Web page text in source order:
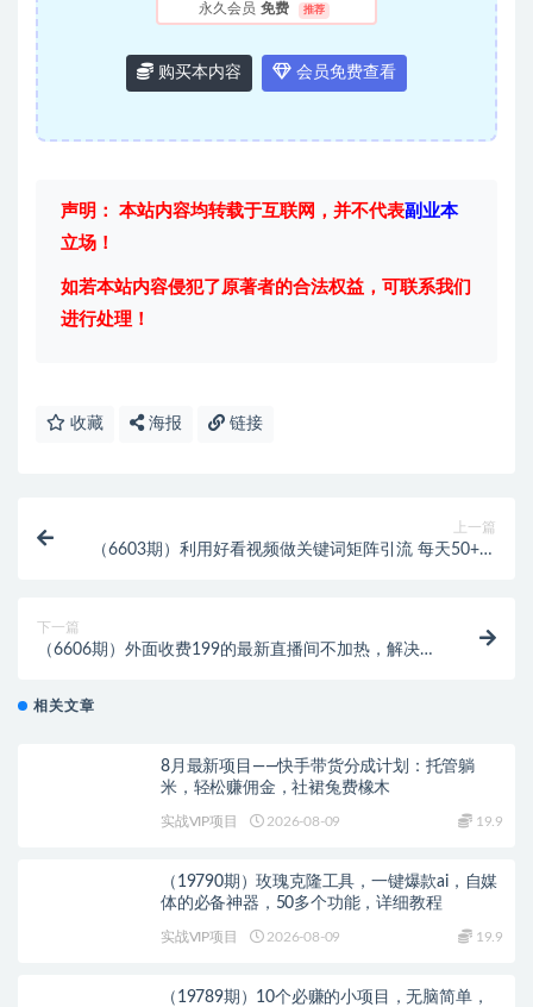
永久会员 免费 推荐
购买本内容 会员免费查看
声明： 本站内容均转载于互联网，并不代表副业本
立场！
如若本站内容侵犯了原著者的合法权益，可联系我们
进行处理！
收藏 海报 链接
上一篇
（6603期）利用好看视频做关键词矩阵引流 每天50+精
下一篇
（6606期）外面收费199的最新直播间不加热，解决直
相关文章
8月最新项目——快手带货分成计划：托管躺
米，轻松赚佣金，社裙兔费橡木
实战VIP项目 2026-08-09 19.9
（19790期）玫瑰克隆工具，一键爆款ai，自媒
体的必备神器，50多个功能，详细教程
实战VIP项目 2026-08-09 19.9
（19789期）10个必赚的小项目，无脑简单，